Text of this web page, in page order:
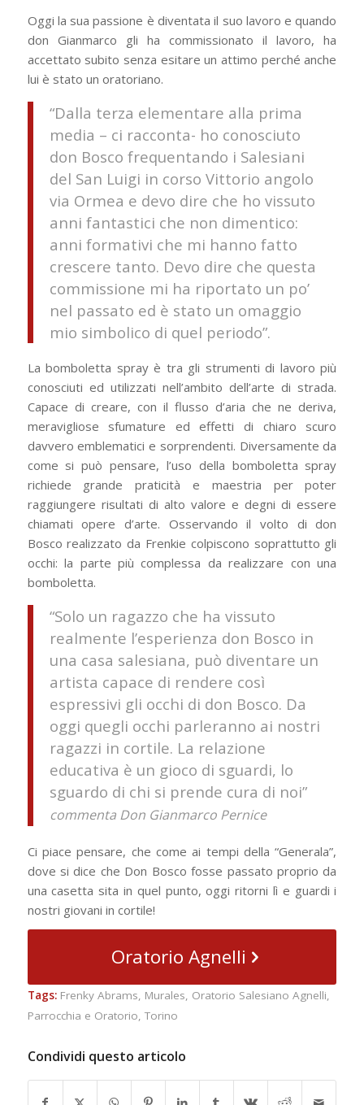
Oggi la sua passione è diventata il suo lavoro e quando
don Gianmarco gli ha commissionato il lavoro, ha
accettato subito senza esitare un attimo perché anche
lui è stato un oratoriano.
“Dalla terza elementare alla prima
media – ci racconta- ho conosciuto
don Bosco frequentando i Salesiani
del San Luigi in corso Vittorio angolo
via Ormea e devo dire che ho vissuto
anni fantastici che non dimentico:
anni formativi che mi hanno fatto
crescere tanto. Devo dire che questa
commissione mi ha riportato un po’
nel passato ed è stato un omaggio
mio simbolico di quel periodo”.
La bomboletta spray è tra gli strumenti di lavoro più
conosciuti ed utilizzati nell’ambito dell’arte di strada.
Capace di creare, con il flusso d’aria che ne deriva,
meravigliose sfumature ed effetti di chiaro scuro
davvero emblematici e sorprendenti. Diversamente da
come si può pensare, l’uso della bomboletta spray
richiede grande praticità e maestria per poter
raggiungere risultati di alto valore e degni di essere
chiamati opere d’arte. Osservando il volto di don
Bosco realizzato da Frenkie colpiscono soprattutto gli
occhi: la parte più complessa da realizzare con una
bomboletta.
“Solo un ragazzo che ha vissuto
realmente l’esperienza don Bosco in
una casa salesiana, può diventare un
artista capace di rendere così
espressivi gli occhi di don Bosco. Da
oggi quegli occhi parleranno ai nostri
ragazzi in cortile. La relazione
educativa è un gioco di sguardi, lo
sguardo di chi si prende cura di noi”
commenta Don Gianmarco Pernice
Ci piace pensare, che come ai tempi della “Generala”,
dove si dice che Don Bosco fosse passato proprio da
una casetta sita in quel punto, oggi ritorni lì e guardi i
nostri giovani in cortile!
Oratorio Agnelli
Tags: Frenky Abrams, Murales, Oratorio Salesiano Agnelli,
Parrocchia e Oratorio, Torino
Condividi questo articolo